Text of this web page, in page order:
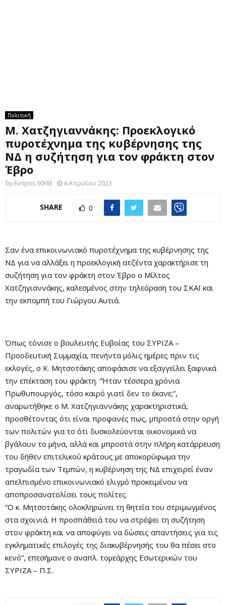
Πολιτική
Μ. Χατζηγιαννάκης: Προεκλογικό
πυροτέχνημα της κυβέρνησης της
ΝΔ η συζήτηση για τον φράκτη στον
Έβρο
by Evripos 90FM 4 Απριλίου 2023
SHARE 0
Σαν ένα επικοινωνιακό πυροτέχνημα της κυβέρνησης της
ΝΔ για να αλλάξει η προεκλογική ατζέντα χαρακτήρισε τη
συζήτηση για τον φράκτη στον Έβρο ο Μίλτος
Χατζηγιαννάκης, καλεσμένος στην τηλεόραση του ΣΚΑΪ και
την εκπομπή του Γιώργου Αυτιά.
Όπως τόνισε ο βουλευτής Ευβοίας του ΣΥΡΙΖΑ –
Προοδευτική Συμμαχία, πενήντα μόλις ημέρες πριν τις
εκλογές, ο Κ. Μητσοτάκης αποφάσισε να εξαγγείλει ξαφνικά
την επέκταση του φράκτη. “Ήταν τέσσερα χρόνια
Πρωθυπουργός, τόσο καιρό γιατί δεν το έκανε;”,
αναρωτήθηκε ο Μ. Χατζηγιαννάκης χαρακτηριστικά,
προσθέτοντας ότι είναι προφανές πως, μπροστά στην οργή
των πολιτών για το ότι δυσκολεύονται οικονομικά να
βγάλουν το μήνα, αλλά και μπροστά στην πλήρη κατάρρευση
του δήθεν επιτελικού κράτους με αποκορύφωμα την
τραγωδία των Τεμπών, η κυβέρνηση της ΝΔ επιχειρεί έναν
απελπισμένο επικοινωνιακό ελιγμό προκειμένου να
αποπροσανατολίσει τους πολίτες.
“Ο κ. Μητσοτάκης ολοκληρώνει τη θητεία του στριμωγμένος
στα σχοινιά. Η προσπάθειά του να στρέψει τη συζήτηση
στον φράκτη και να αποφύγει να δώσεις απαντήσεις για τις
εγκληματικές επιλογές της διακυβέρνησής του θα πέσει στο
κενό”, επεσήμανε ο αναπλ. τομεάρχης Εσωτερικών του
ΣΥΡΙΖΑ – Π.Σ.